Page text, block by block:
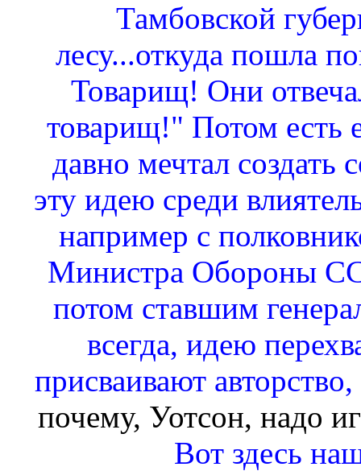
Тамбовской
лесу...откуда пошла
Товарищ! Они
товарищ!" Потом есть
давно мечтал создать
эту идею среди
например с
Министра Обороны
потом ставшим
всегда, идею
присваивают
почему, Уотсон, надо
Вот здесь